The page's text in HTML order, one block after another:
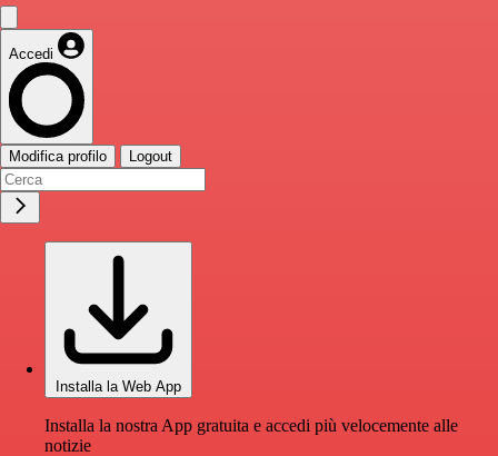
Accedi
Modifica profilo Logout
Installa la Web App
Installa la nostra App gratuita e accedi più velocemente alle
notizie